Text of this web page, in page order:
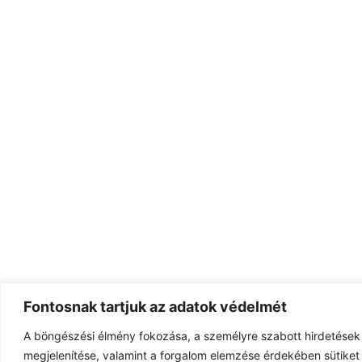
Fontosnak tartjuk az adatok védelmét
A böngészési élmény fokozása, a személyre szabott
megjelenítése, valamint a forgalom elemzése érdekében